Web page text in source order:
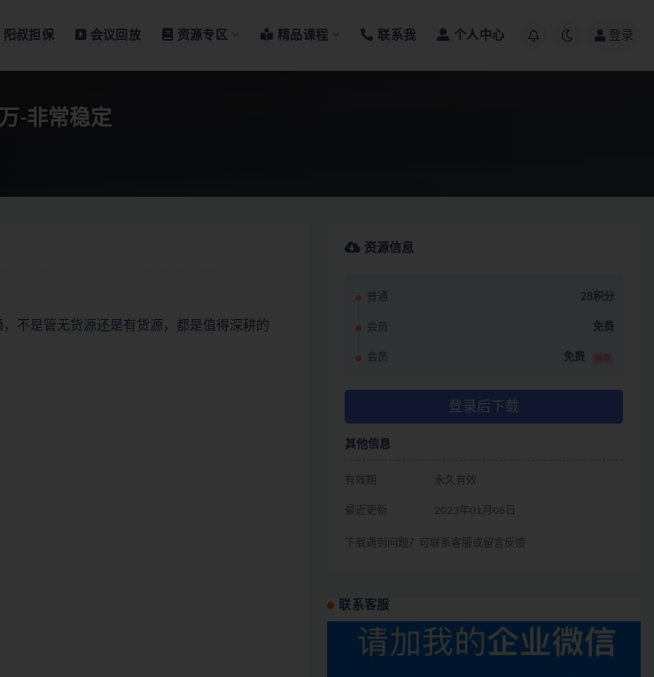
阳叔担保 会议回放 资源专区 精品课程 联系我 个人中心 登录
-非常稳定
不是管无货源还是有货源，都是值得深耕的
资源信息
普通 28积分
会员 免费
会员 免费 推荐
登录后下载
其他信息
有效期 永久有效
最近更新 2023年01月06日
下载遇到问题？可联系客服或留言反馈
联系客服